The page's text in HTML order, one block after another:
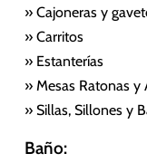
» Cajoneras y
» Carritos
» Estanterías
» Mesas Ratonas y
» Sillas, Sillones y
Baño: